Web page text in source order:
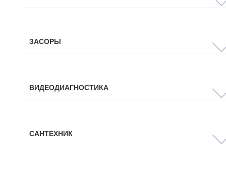
ЗАСОРЫ
ВИДЕОДИАГНОСТИКА
САНТЕХНИК